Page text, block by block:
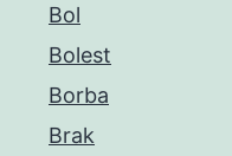
Bol
Bolest
Borba
Brak